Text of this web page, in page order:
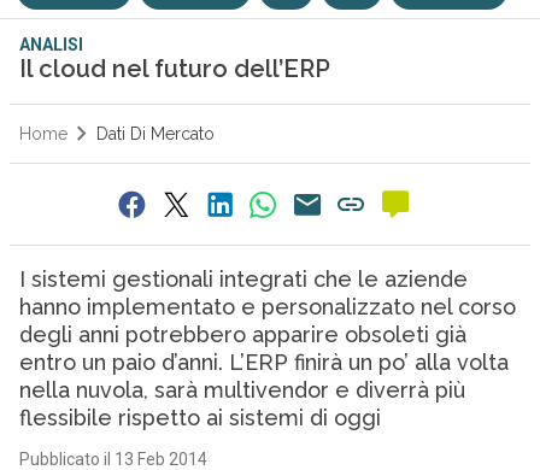
ANALISI
Il cloud nel futuro dell’ERP
Home Dati Di Mercato
I sistemi gestionali integrati che le aziende
hanno implementato e personalizzato nel corso
degli anni potrebbero apparire obsoleti già
entro un paio d’anni. L’ERP finirà un po’ alla volta
nella nuvola, sarà multivendor e diverrà più
flessibile rispetto ai sistemi di oggi
Pubblicato il 13 Feb 2014